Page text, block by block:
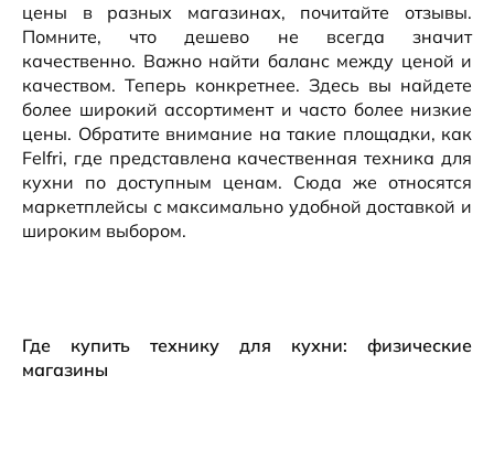
цены в разных магазинах, почитайте отзывы.
Помните, что дешево не всегда значит
качественно. Важно найти баланс между ценой и
качеством. Теперь конкретнее. Здесь вы найдете
более широкий ассортимент и часто более низкие
цены. Обратите внимание на такие площадки, как
Felfri, где представлена качественная техника для
кухни по доступным ценам. Сюда же относятся
маркетплейсы с максимально удобной доставкой и
широким выбором.
Где купить технику для кухни: физические
магазины